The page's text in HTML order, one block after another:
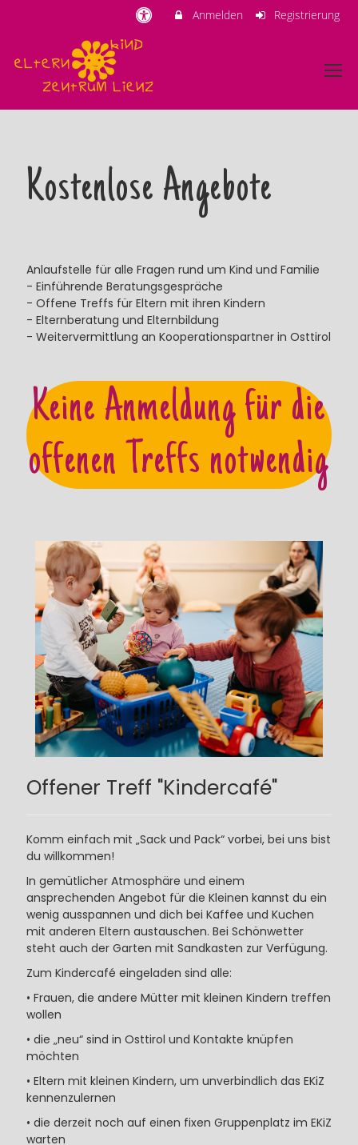
Anmelden Registrierung
Kostenlose Angebote
Anlaufstelle für alle Fragen rund um Kind und Familie
- Einführende Beratungsgespräche
- Offene Treffs für Eltern mit ihren Kindern
- Elternberatung und Elternbildung
- Weitervermittlung an Kooperationspartner in Osttirol
Keine Anmeldung für die
offenen Treffs notwendig
Offener Treff "Kindercafé"
Komm einfach mit „Sack und Pack“ vorbei, bei uns bist
du willkommen!
In gemütlicher Atmosphäre und einem
ansprechenden Angebot für die Kleinen kannst du ein
wenig ausspannen und dich bei Kaffee und Kuchen
mit anderen Eltern austauschen. Bei Schönwetter
steht auch der Garten mit Sandkasten zur Verfügung.
Zum Kindercafé eingeladen sind alle:
• Frauen, die andere Mütter mit kleinen Kindern treffen
wollen
• die „neu“ sind in Osttirol und Kontakte knüpfen
möchten
• Eltern mit kleinen Kindern, um unverbindlich das EKiZ
kennenzulernen
• die derzeit noch auf einen fixen Gruppenplatz im EKiZ
warten